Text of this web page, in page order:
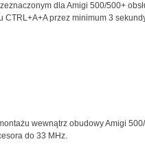
dla Amigi 500/500+
CTRL+A+A przez minimum 3
wewnątrz obudowy Amigi
do 33 MHz.